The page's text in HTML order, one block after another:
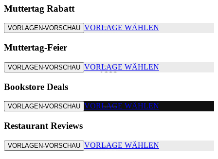
Muttertag Rabatt
VORLAGEN-VORSCHAU VORLAGE WÄHLEN
Muttertag-Feier
VORLAGEN-VORSCHAU VORLAGE WÄHLEN
Bookstore Deals
VORLAGEN-VORSCHAU VORLAGE WÄHLEN
Restaurant Reviews
VORLAGEN-VORSCHAU VORLAGE WÄHLEN